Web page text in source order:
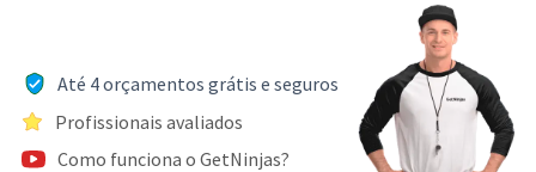
Até 4 orçamentos grátis e seguros
Profissionais avaliados
Como funciona o GetNinjas?